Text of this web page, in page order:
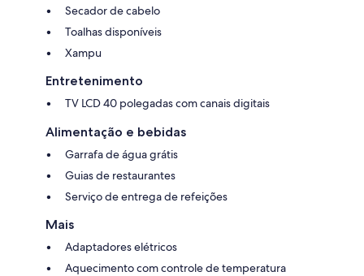
Secador de cabelo
Toalhas disponíveis
Xampu
Entretenimento
TV LCD 40 polegadas com canais digitais
Alimentação e bebidas
Garrafa de água grátis
Guias de restaurantes
Serviço de entrega de refeições
Mais
Adaptadores elétricos
Aquecimento com controle de temperatura